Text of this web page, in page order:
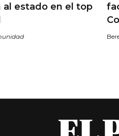
al estado en el top